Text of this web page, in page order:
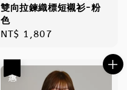
雙向拉鍊織標短襯衫-粉
色
Regular
NT$ 1,807